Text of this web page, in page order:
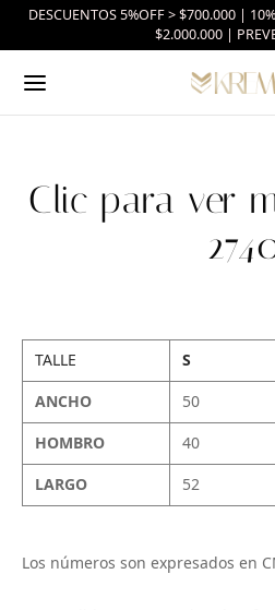
DESCUENTOS 5%OFF > $700.000 |
$2.000.000 |
Clic para ver
TALLE S
ANCHO
50
HOMBRO
40
LARGO
52
Los números son expresados en